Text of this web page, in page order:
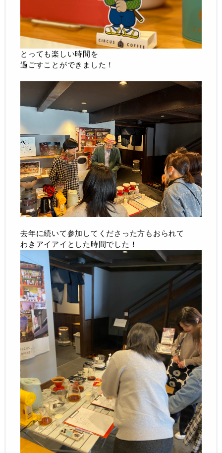
とっても楽しい時間を
過ごすことができました！
去年に続いて参加してくださった方もおられて
わきアイアイとした時間でした！